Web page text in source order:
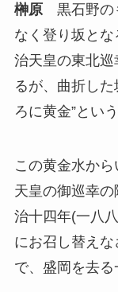
榊原黒石野の
なく登り坂と
治天皇の東北
るが、曲折し
ろに黄金”とい
この黄金水か
天皇の御巡幸
治十四年(一八
にお召し替え
で、盛岡を去る